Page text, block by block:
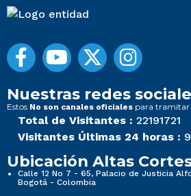
Nuestras redes
Estos No son canales oficiales para tramitar
Total de Visitantes : 22191721
Visitantes Últimas 24 horas :
Ubicación Altas
Calle 12 No 7 - 65, Palacio de Justicia
Bogotá - Colombia